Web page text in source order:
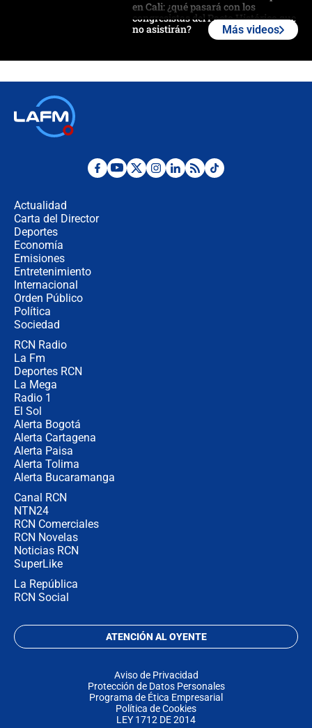
en Cali: ¿qué pasará con los
congresistas del Pacto Histórico que
no asistirán?
¿Por qué De la Espriella gobernará
Más videos
Actualidad
Carta del Director
Deportes
Economía
Emisiones
Entretenimiento
Internacional
Orden Público
Política
Sociedad
RCN Radio
La Fm
Deportes RCN
La Mega
Radio 1
El Sol
Alerta Bogotá
Alerta Cartagena
Alerta Paisa
Alerta Tolima
Alerta Bucaramanga
Canal RCN
NTN24
RCN Comerciales
RCN Novelas
Noticias RCN
SuperLike
La República
RCN Social
ATENCIÓN AL OYENTE
Aviso de Privacidad
Protección de Datos Personales
Programa de Ética Empresarial
Política de Cookies
LEY 1712 DE 2014